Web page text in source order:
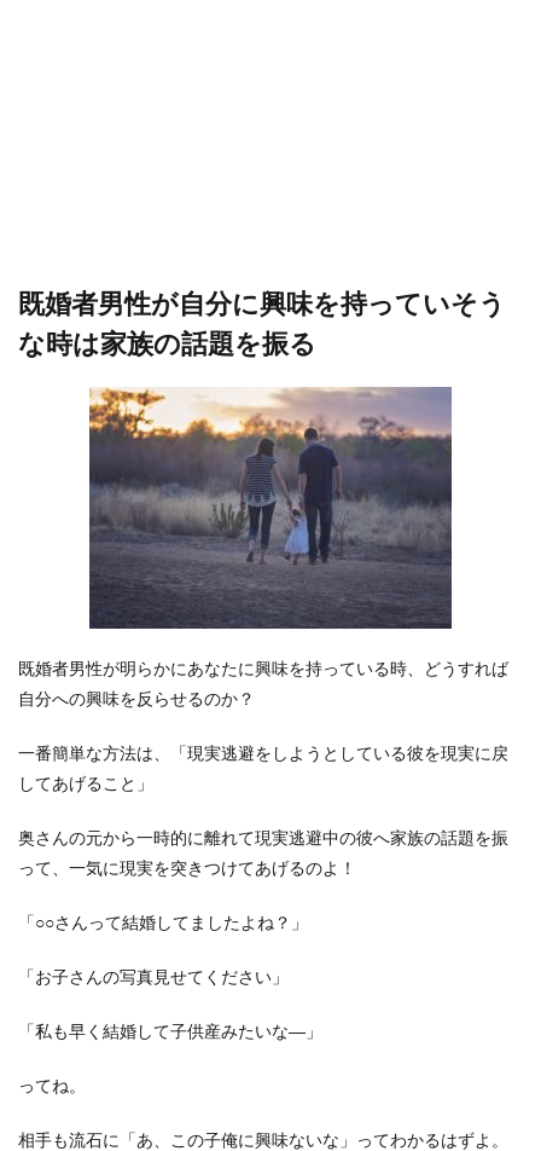
既婚者男性が自分に興味を持っていそう
な時は家族の話題を振る
既婚者男性が明らかにあなたに興味を持っている時、どうすれば
自分への興味を反らせるのか？
一番簡単な方法は、「現実逃避をしようとしている彼を現実に戻
してあげること」
奥さんの元から一時的に離れて現実逃避中の彼へ家族の話題を振
って、一気に現実を突きつけてあげるのよ！
「○○さんって結婚してましたよね？」
「お子さんの写真見せてください」
「私も早く結婚して子供産みたいな―」
ってね。
相手も流石に「あ、この子俺に興味ないな」ってわかるはずよ。